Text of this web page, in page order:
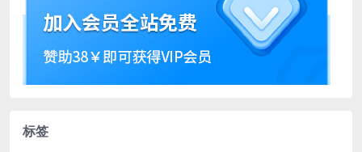
标签